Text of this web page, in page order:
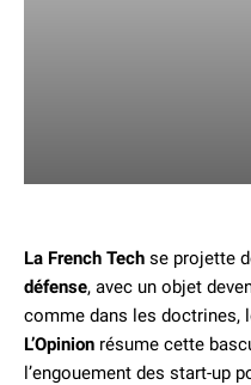
La French Tech se projette
défense, avec un objet
comme dans les doctrines,
L’Opinion résume cette
l’engouement des start-up